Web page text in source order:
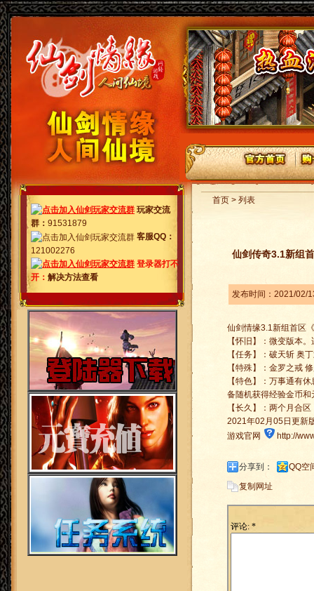
玩家交流
群 ： 91531879
客服QQ：
121002276
登录器打不
开： 解决方法查看
首页 > 列表
仙剑传奇3.1新组
发布时间：2021/02/
仙剑情缘3.1新组首区
【怀旧】：微变版本
【任务】：破天斩 奥
【特殊】：金罗之戒
【特色】：万事通有
备随机获得经验金币和
【长久】：两个月合
2021年02月05日更新
游戏官网
http://
分享到：
QQ空
复制网址